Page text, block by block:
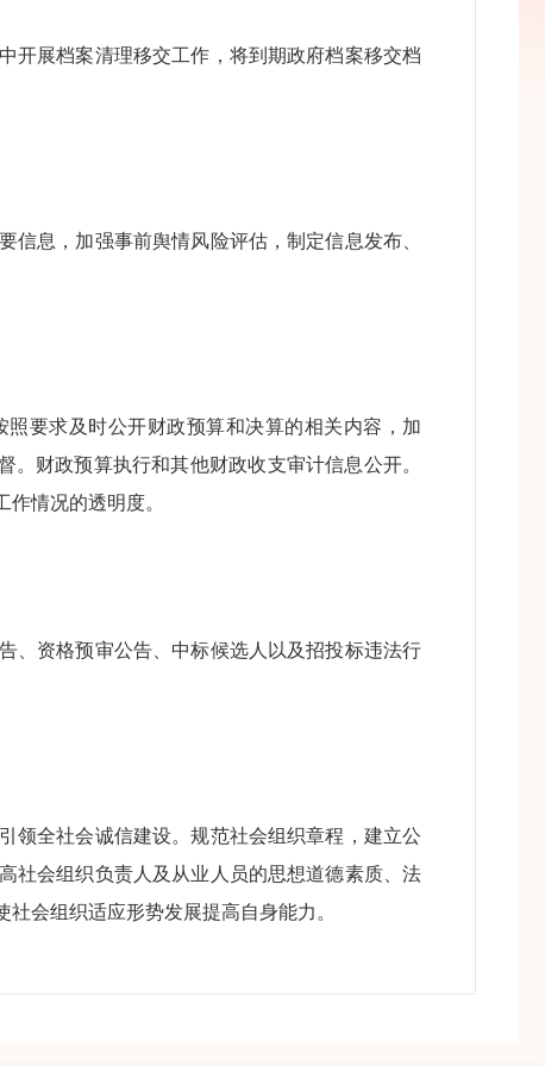
展档案清理移交工作，将到期政府档案移交档
息，加强事前舆情风险评估，制定信息发布、
要求及时公开财政预算和决算的相关内容，加
。财政预算执行和其他财政收支审计信息公开。
作情况的透明度。
资格预审公告、中标候选人以及招投标违法行
全社会诚信建设。规范社会组织章程，建立公
社会组织负责人及从业人员的思想道德素质、法
会组织适应形势发展提高自身能力。